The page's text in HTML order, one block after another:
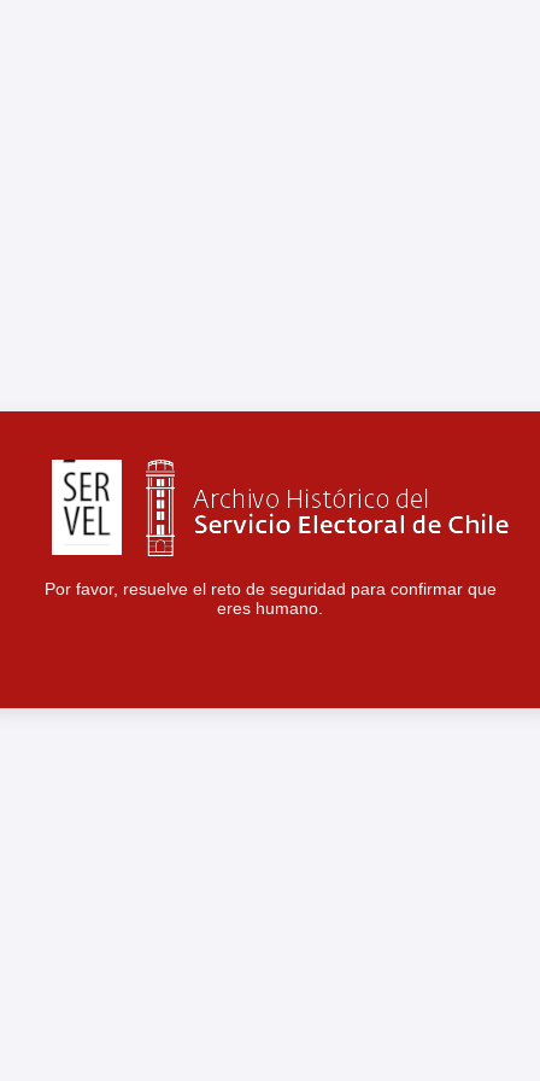
Por favor, resuelve el reto de seguridad para confirmar que
eres humano.